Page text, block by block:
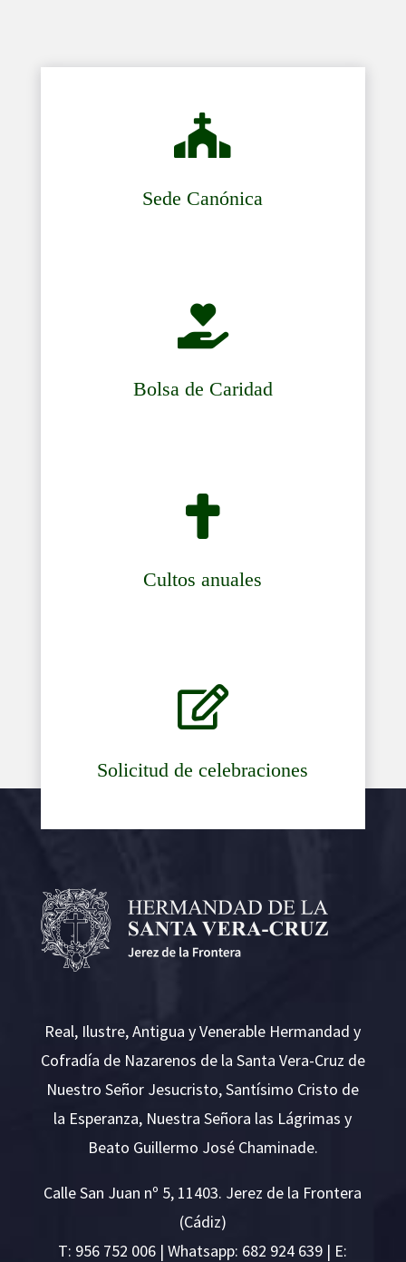

Sede Canónica

Bolsa de Caridad

Cultos anuales

Solicitud de celebraciones
Real, Ilustre, Antigua y Venerable Hermandad y
Cofradía de Nazarenos de la Santa Vera-Cruz de
Nuestro Señor Jesucristo, Santísimo Cristo de
la Esperanza, Nuestra Señora las Lágrimas y
Beato Guillermo José Chaminade.
Calle San Juan nº 5, 11403. Jerez de la Frontera
(Cádiz)
T: 956 752 006 | Whatsapp: 682 924 639 | E: